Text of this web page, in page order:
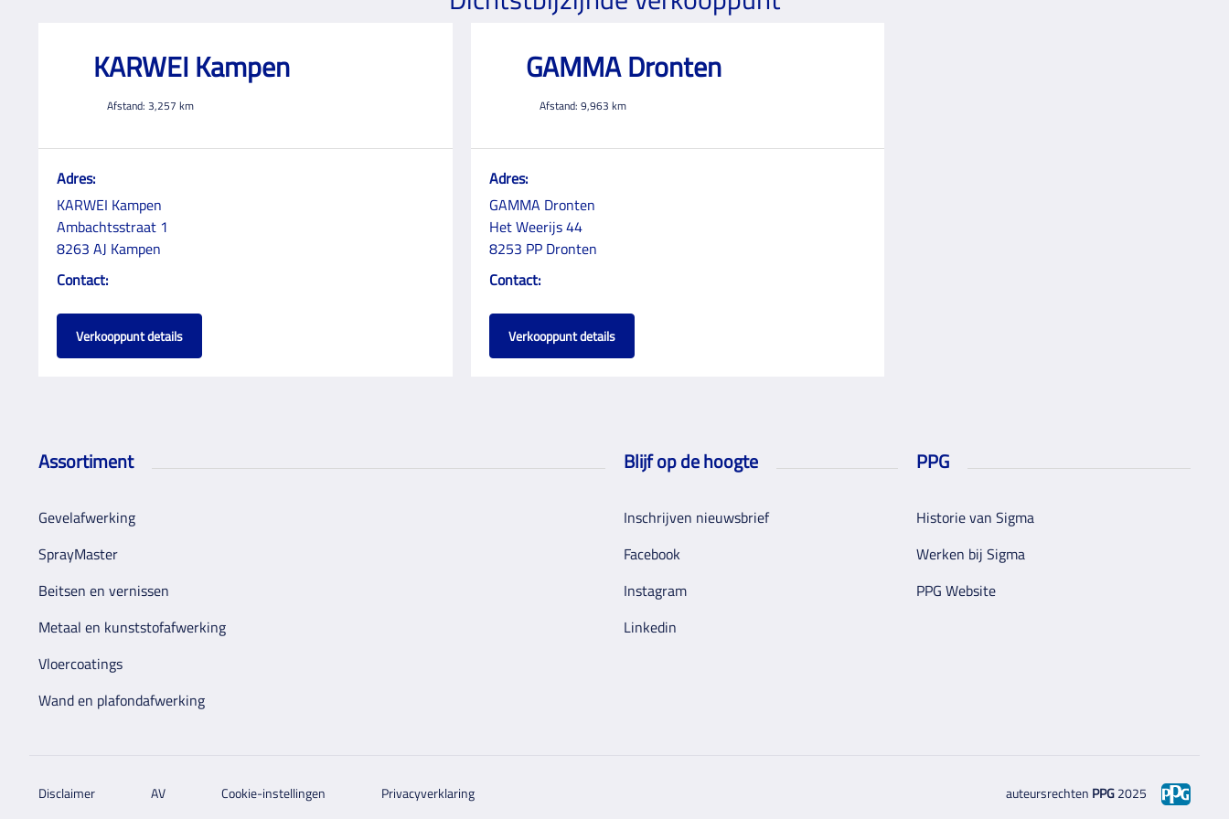
KARWEI Kampen
Afstand: 3,257 km
Adres:
KARWEI Kampen
Ambachtsstraat 1
8263 AJ Kampen
Contact:
Verkooppunt details
GAMMA Dronten
Afstand: 9,963 km
Adres:
GAMMA Dronten
Het Weerijs 44
8253 PP Dronten
Contact:
Verkooppunt details
Assortiment
Gevelafwerking
SprayMaster
Beitsen en vernissen
Metaal en kunststofafwerking
Vloercoatings
Wand en plafondafwerking
Blijf op de hoogte
Inschrijven nieuwsbrief
Facebook
Instagram
Linkedin
PPG
Historie van Sigma
Werken bij Sigma
PPG Website
Disclaimer AV Cookie-instellingen Privacyverklaring auteursrechten PPG2025